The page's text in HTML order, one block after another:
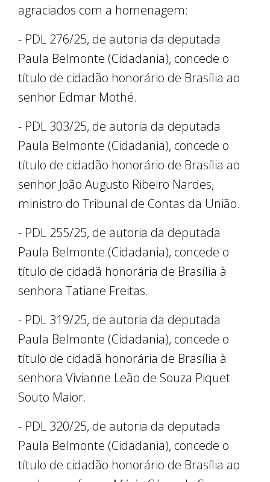
agraciados com a homenagem:
- PDL 276/25, de autoria da deputada
Paula Belmonte (Cidadania), concede o
título de cidadão honorário de Brasília ao
senhor Edmar Mothé.
- PDL 303/25, de autoria da deputada
Paula Belmonte (Cidadania), concede o
título de cidadão honorário de Brasília ao
senhor João Augusto Ribeiro Nardes,
ministro do Tribunal de Contas da União.
- PDL 255/25, de autoria da deputada
Paula Belmonte (Cidadania), concede o
título de cidadã honorária de Brasília à
senhora Tatiane Freitas.
- PDL 319/25, de autoria da deputada
Paula Belmonte (Cidadania), concede o
título de cidadã honorária de Brasília à
senhora Vivianne Leão de Souza Piquet
Souto Maior.
- PDL 320/25, de autoria da deputada
Paula Belmonte (Cidadania), concede o
título de cidadão honorário de Brasília ao